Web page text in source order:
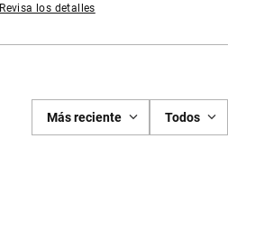
Revisa los detalles
Más reciente Todos